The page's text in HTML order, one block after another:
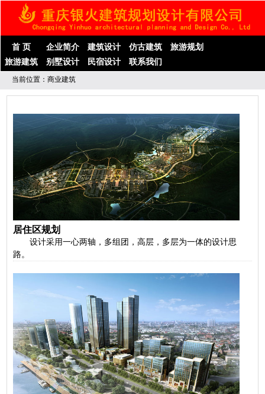
首 页 企业简介 建筑设计 仿古建筑
旅游规划
旅游建筑
别墅设计 民宿设计 联系我们
当前位置：商业建筑
居住区规划
设计采用一心两轴，多组团，高层，多层为一体的设计思
路。